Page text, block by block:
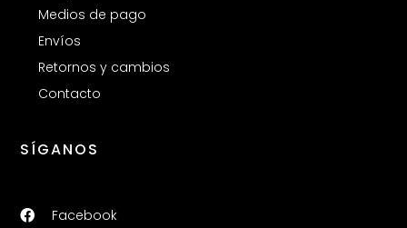
Medios de pago
Envíos
Retornos y cambios
Contacto
SÍGANOS
Facebook